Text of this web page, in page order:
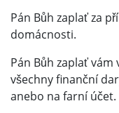
Pán Bůh zaplať za
domácnosti.
Pán Bůh zaplať vám
všechny finanční
anebo na farní účet.